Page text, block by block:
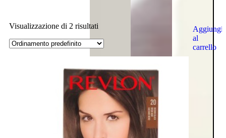
Aggiungi
al
carrello
Visualizzazione di 2 risultati